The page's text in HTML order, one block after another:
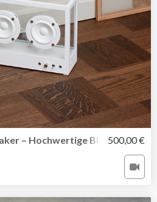
– Hochwertige Bluetooth
500,00 €